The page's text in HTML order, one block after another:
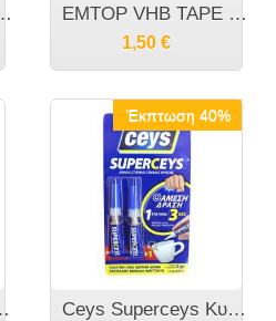
Διπλής Όψης 19mmΧ1m EMTOP VHB TAPE Ταινία Διπλής Όψης Διαφανής 2m x 19mm
1,50 €
στιγμής 3gr
Έκπτωση 40%
Ceys Superceys Κυανοκρυλική κόλλα στιγμής γενικής χρήσης 2Χ3γρ